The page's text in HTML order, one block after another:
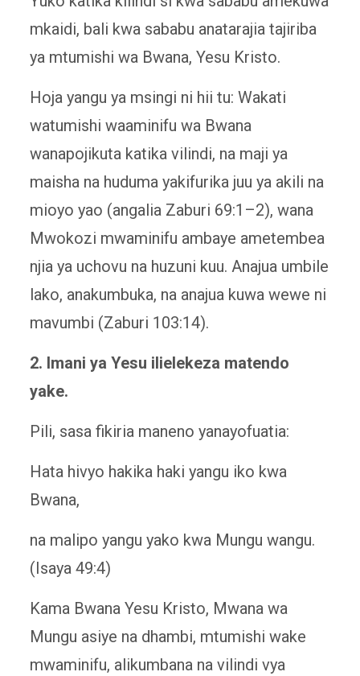
mkaidi, bali kwa sababu anatarajia tajiriba
ya mtumishi wa Bwana, Yesu Kristo.
Hoja yangu ya msingi ni hii tu: Wakati
watumishi waaminifu wa Bwana
wanapojikuta katika vilindi, na maji ya
maisha na huduma yakifurika juu ya akili na
mioyo yao (angalia Zaburi 69:1–2), wana
Mwokozi mwaminifu ambaye ametembea
njia ya uchovu na huzuni kuu. Anajua umbile
lako, anakumbuka, na anajua kuwa wewe ni
mavumbi (Zaburi 103:14).
2. Imani ya Yesu ilielekeza matendo
yake.
Pili, sasa fikiria maneno yanayofuatia:
Hata hivyo hakika haki yangu iko kwa
Bwana,
na malipo yangu yako kwa Mungu wangu.
(Isaya 49:4)
Kama Bwana Yesu Kristo, Mwana wa
Mungu asiye na dhambi, mtumishi wake
mwaminifu, alikumbana na vilindi vya